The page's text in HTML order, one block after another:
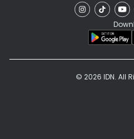
© 2026 IDN. All